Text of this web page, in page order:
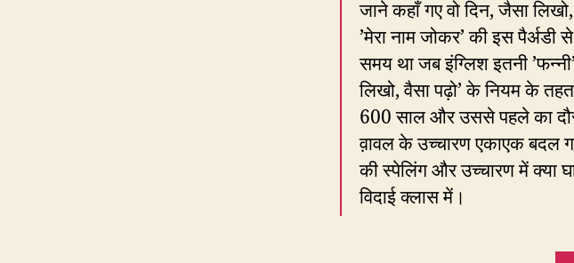
जाने कहाँ गए वो दिन, जैसा
’मेरा नाम जोकर’ की इस
समय था जब इंग्लिश इतनी
लिखो, वैसा पढ़ो’ के नियम के
600 साल और उससे पहले का
व़ावल के उच्चारण एकाएक बदल
की स्पेलिंग और उच्चारण में
विदाई क्लास में।